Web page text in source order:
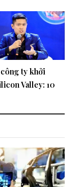
TẠI ĐỊA
ty khởi
Valley: 10